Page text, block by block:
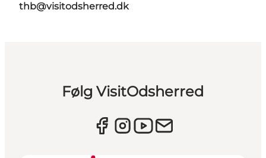
thb@visitodsherred.dk
Følg VisitOdsherred